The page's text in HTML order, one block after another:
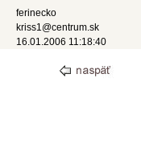
ferinecko
kriss1@centrum.sk
16.01.2006 11:18:40